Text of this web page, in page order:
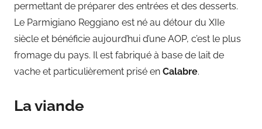
permettant de préparer des entrées et des desserts.
Le Parmigiano Reggiano est né au détour du XIIe
siècle et bénéficie aujourd’hui d’une AOP, c’est le plus
fromage du pays. Il est fabriqué à base de lait de
vache et particulièrement prisé en Calabre.
La viande